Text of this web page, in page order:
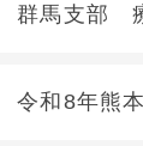
群馬支部
令和8年熊